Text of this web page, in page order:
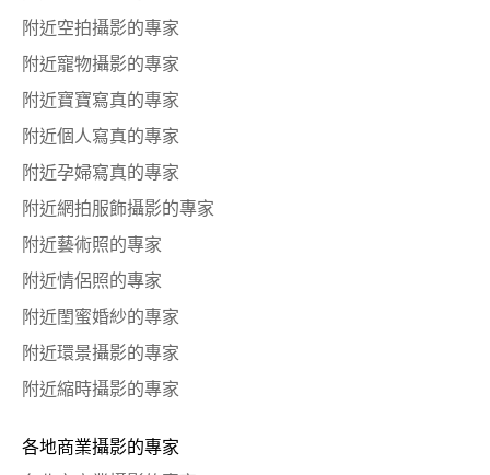
附近空拍攝影的專家
附近寵物攝影的專家
附近寶寶寫真的專家
附近個人寫真的專家
附近孕婦寫真的專家
附近網拍服飾攝影的專家
附近藝術照的專家
附近情侶照的專家
附近閨蜜婚紗的專家
附近環景攝影的專家
附近縮時攝影的專家
各地商業攝影的專家